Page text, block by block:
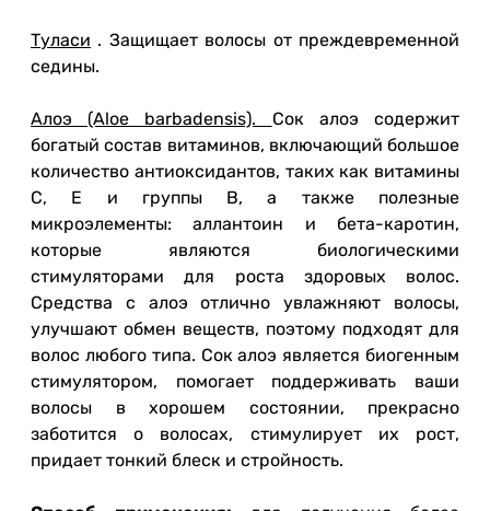
Туласи . Защищает волосы от преждевременной
седины.
Алоэ (Aloe barbadensis). Сок алоэ содержит
богатый состав витаминов, включающий большое
количество антиоксидантов, таких как витамины
С, Е и группы В, а также полезные
микроэлементы: аллантоин и бета-каротин,
которые являются биологическими
стимуляторами для роста здоровых волос.
Средства с алоэ отлично увлажняют волосы,
улучшают обмен веществ, поэтому подходят для
волос любого типа. Сок алоэ является биогенным
стимулятором, помогает поддерживать ваши
волосы в хорошем состоянии, прекрасно
заботится о волосах, стимулирует их рост,
придает тонкий блеск и стройность.